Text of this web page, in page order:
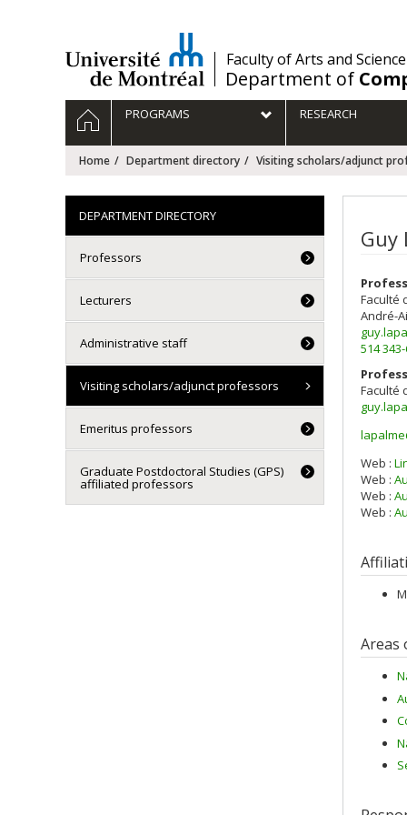
/Faculty of Arts and Science
Department of
Navigation
principale
HOMEPROGRAMS RESEARCH
Home Department directory Visiting scholars/adjunct
Guy
Faculté
André-
514
Faculté
Web :
Web :
Web :
Web :
Areas
DEPARTMENT DIRECTORY
Professors
Lecturers
Administrative staff
Visiting scholars/adjunct professors
Emeritus professors
Graduate Postdoctoral Studies (GPS)
affiliated professors